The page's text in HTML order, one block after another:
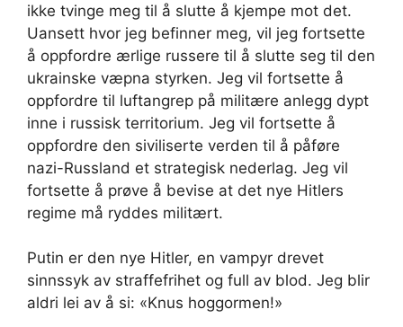
ikke tvinge meg til å slutte å kjempe mot det.
Uansett hvor jeg befinner meg, vil jeg fortsette
å oppfordre ærlige russere til å slutte seg til den
ukrainske væpna styrken. Jeg vil fortsette å
oppfordre til luftangrep på militære anlegg dypt
inne i russisk territorium. Jeg vil fortsette å
oppfordre den siviliserte verden til å påføre
nazi-Russland et strategisk nederlag. Jeg vil
fortsette å prøve å bevise at det nye Hitlers
regime må ryddes militært.
Putin er den nye Hitler, en vampyr drevet
sinnssyk av straffefrihet og full av blod. Jeg blir
aldri lei av å si: «Knus hoggormen!»